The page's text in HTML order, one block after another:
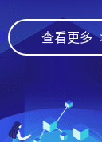
查看更多